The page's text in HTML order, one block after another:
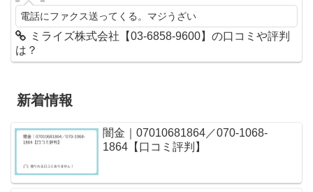
電話にファクス送ってくる。マジうざい
ミライズ株式会社【03-6858-9600】の口コミや評判
は？
新着情報
闇金｜07010681864／070-1068-
1864【口コミ評判】